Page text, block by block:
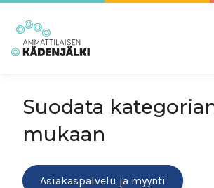
Suodata
mukaan
Asiakaspalvelu ja myynti